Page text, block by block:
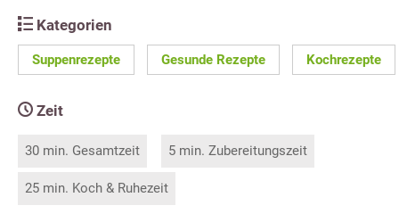
Kategorien
Suppenrezepte Gesunde Rezepte Kochrezepte
Zeit
30 min. Gesamtzeit 5 min. Zubereitungszeit
25 min. Koch & Ruhezeit